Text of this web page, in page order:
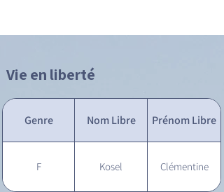
Vie en liberté
Genre Nom Libre Prénom Libre
F Kosel Clémentine